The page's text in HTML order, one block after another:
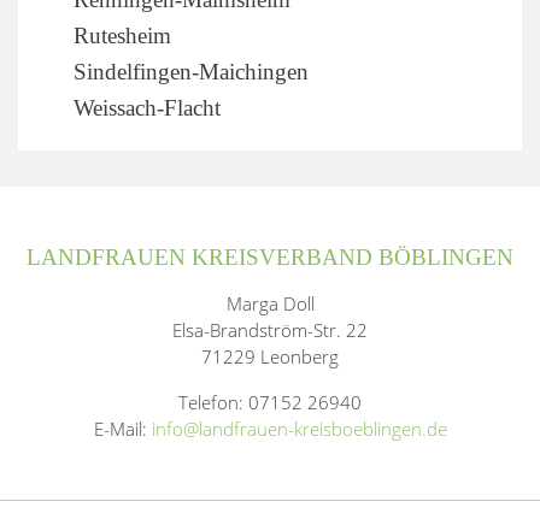
Rutesheim
Sindelfingen-Maichingen
Weissach-Flacht
LANDFRAUEN KREISVERBAND BÖBLINGEN
Marga Doll
Elsa-Brandström-Str. 22
71229 Leonberg
Telefon: 07152 26940
E-Mail: info@landfrauen-kreisboeblingen.de